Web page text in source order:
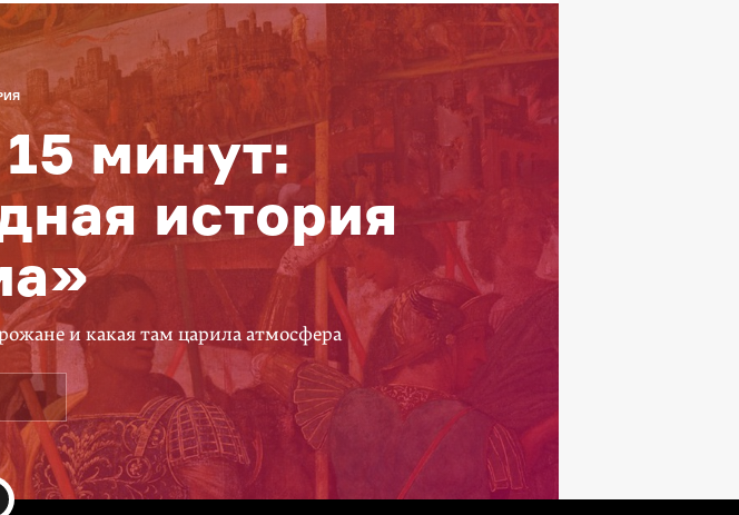
минут:
история
и какая там царила атмосфера